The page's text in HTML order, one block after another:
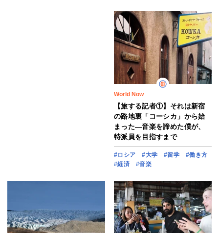
World Now
【旅する記者①】それは新宿
の路地裏「コーシカ」から始
まった―音楽を諦めた僕が、
特派員を目指すまで
#ロシア #大学 #留学
#働き方
#経済
#音楽